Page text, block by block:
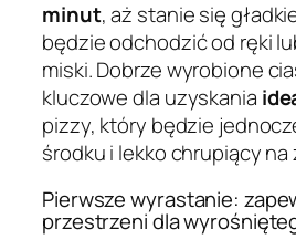
minut, aż stanie się
będzie odchodzić od ręki
miski. Dobrze wyrobione
kluczowe dla uzyskania
pizzy, który będzie
środku i lekko chrupiący na
Pierwsze wyrastanie:
przestrzeni dla